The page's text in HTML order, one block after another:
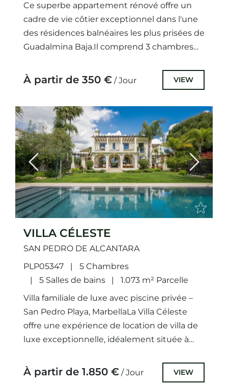
Ce superbe appartement rénové offre un
cadre de vie côtier exceptionnel dans l'une
des résidences balnéaires les plus prisées de
Guadalmina Baja.Il comprend 3 chambres
À partir de 350 € / Jour VIEW
Previous Next
VILLA CÉLESTE
SAN PEDRO DE ALCANTARA
PLP05347
5 Chambres
5 Salles de bains
1.073 m² Parcelle
Villa familiale de luxe avec piscine privée –
San Pedro Playa, MarbellaLa Villa Céleste
offre une expérience de location de villa de
luxe exceptionnelle, idéalement située à
À partir de 1.850 € / Jour VIEW